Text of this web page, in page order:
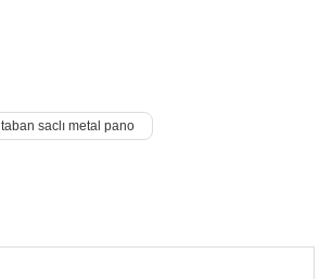
taban saclı metal pano